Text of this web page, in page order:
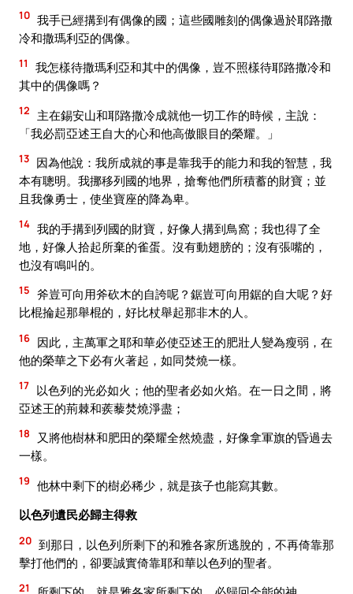
10 我手已經搆到有偶像的國；這些國雕刻的偶像過於耶路撒
冷和撒瑪利亞的偶像。
11
我怎樣待撒瑪利亞和其中的偶像，豈不照樣待耶路撒冷和
其中的偶像嗎？
12
主在錫安山和耶路撒冷成就他一切工作的時候，主說：
「我必罰亞述王自大的心和他高傲眼目的榮耀。」
13 因為他說：我所成就的事是靠我手的能力和我的智慧，我
本有聰明。我挪移列國的地界，搶奪他們所積蓄的財寶；並
且我像勇士，使坐寶座的降為卑。
14 我的手搆到列國的財寶，好像人搆到鳥窩；我也得了全
地，好像人拾起所棄的雀蛋。沒有動翅膀的；沒有張嘴的，
也沒有鳴叫的。
15 斧豈可向用斧砍木的自誇呢？鋸豈可向用鋸的自大呢？好
比棍掄起那舉棍的，好比杖舉起那非木的人。
16 因此，主萬軍之耶和華必使亞述王的肥壯人變為瘦弱，在
他的榮華之下必有火著起，如同焚燒一樣。
17 以色列的光必如火；他的聖者必如火焰。在一日之間，將
亞述王的荊棘和蒺藜焚燒淨盡；
18
又將他樹林和肥田的榮耀全然燒盡，好像拿軍旗的昏過去
一樣。
19 他林中剩下的樹必稀少，就是孩子也能寫其數。
以色列遺民必歸主得救
20 到那日，以色列所剩下的和雅各家所逃脫的，不再倚靠那
擊打他們的，卻要誠實倚靠耶和華以色列的聖者。
21